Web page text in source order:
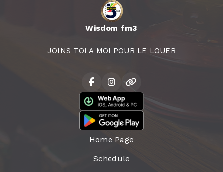
Wisdom fm3
JOINS TOI A MOI POUR LE LOUER
Home Page
Schedule